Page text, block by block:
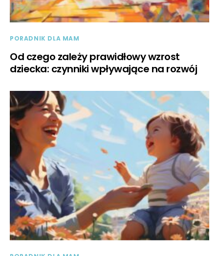
PORADNIK DLA MAM
Od czego zależy prawidłowy wzrost
dziecka: czynniki wpływające na rozwój